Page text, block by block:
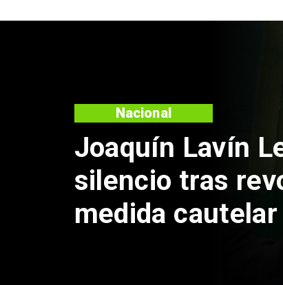
Chile y
reinicio de
consulares
Nacional